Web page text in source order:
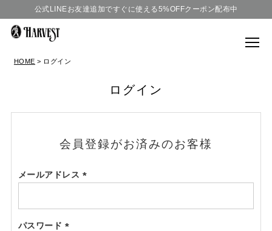
公式LINEお友達追加ですぐに使える5%OFFクーポン配布中
HOME ログイン
ログイン
会員登録がお済みのお客様
メールアドレス
須)
パスワード